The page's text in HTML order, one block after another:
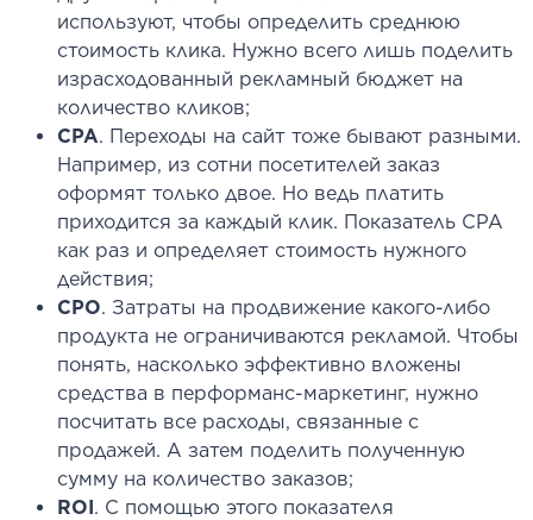
используют, чтобы определить среднюю
стоимость клика. Нужно всего лишь поделить
израсходованный рекламный бюджет на
количество кликов;
CPA. Переходы на сайт тоже бывают разными.
Например, из сотни посетителей заказ
оформят только двое. Но ведь платить
приходится за каждый клик. Показатель CPA
как раз и определяет стоимость нужного
действия;
CPO. Затраты на продвижение какого-либо
продукта не ограничиваются рекламой. Чтобы
понять, насколько эффективно вложены
средства в перформанс-маркетинг, нужно
посчитать все расходы, связанные с
продажей. А затем поделить полученную
сумму на количество заказов;
ROI. С помощью этого показателя